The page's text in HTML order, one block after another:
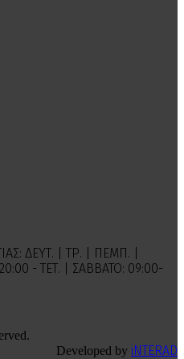
ΔΕΥΤ. | ΤΡ. | ΠΕΜΠ. |
- ΤΕΤ. | ΣΑΒΒΑΤΟ: 09:00-
Developed by iNTERAD